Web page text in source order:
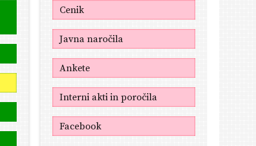
Cenik
Javna naročila
Ankete
Interni akti in poročila
Facebook